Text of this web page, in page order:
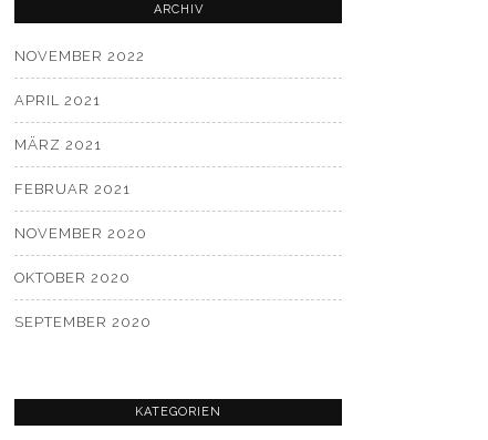
ARCHIV
NOVEMBER 2022
APRIL 2021
MÄRZ 2021
FEBRUAR 2021
NOVEMBER 2020
OKTOBER 2020
SEPTEMBER 2020
KATEGORIEN